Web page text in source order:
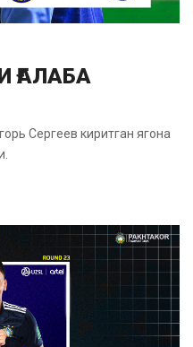
ҒАЛАБА
Сергеев киритган ягона